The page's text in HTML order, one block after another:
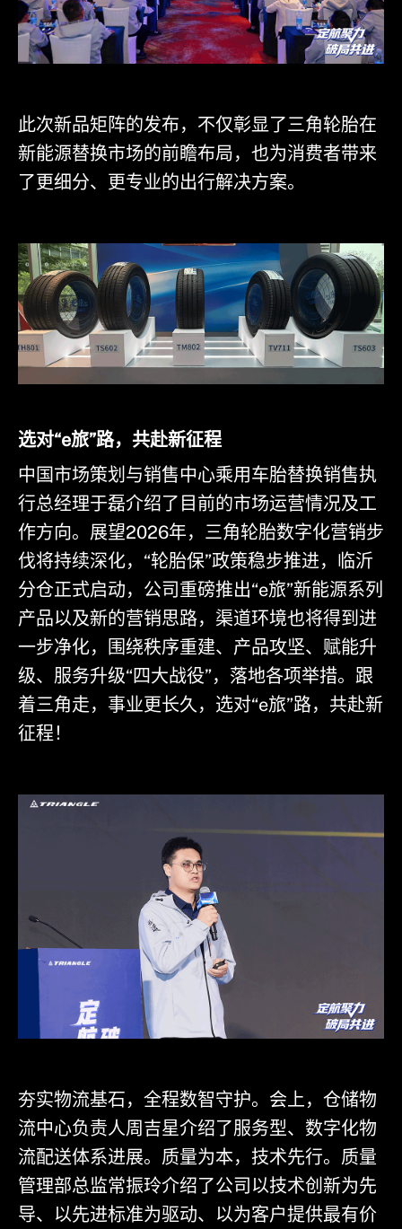
此次新品矩阵的发布，不仅彰显了三角轮胎在
新能源替换市场的前瞻布局，也为消费者带来
了更细分、更专业的出行解决方案。
选对“e旅”路，共赴新征程
中国市场策划与销售中心乘用车胎替换销售执
行总经理于磊介绍了目前的市场运营情况及工
作方向。展望2026年，三角轮胎数字化营销步
伐将持续深化，“轮胎保”政策稳步推进，临沂
分仓正式启动，公司重磅推出“e旅”新能源系列
产品以及新的营销思路，渠道环境也将得到进
一步净化，围绕秩序重建、产品攻坚、赋能升
级、服务升级“四大战役”，落地各项举措。跟
着三角走，事业更长久，选对“e旅”路，共赴新
征程！
夯实物流基石，全程数智守护。会上，仓储物
流中心负责人周吉星介绍了服务型、数字化物
流配送体系进展。质量为本，技术先行。质量
管理部总监常振玲介绍了公司以技术创新为先
导、以先进标准为驱动、以为客户提供最有价